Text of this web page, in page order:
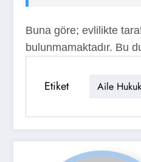
Buna göre; evlilikte
bulunmamaktadır. Bu
Etiket Aile